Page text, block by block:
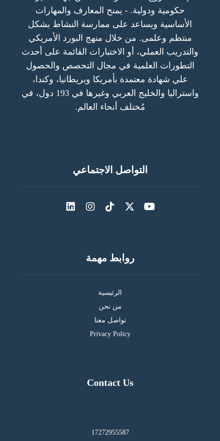
حكومية ودولية. - يمنح المعارف والمهارات
الأساسية ويساعد على ممارسة النشاط بشكل
منتظم وعلمى. من خلال منهج البورد الأمريكي
والتدريب العملي، أو الاختبارات القائمة على أحدث
التطورات العلمية في مجال التحصص والحصول
علي شهادة معتمدة بأمريكا وبريطانيا، وكندا،
واستراليا والخليج العربي وغيرها في 193 دول، في
مُختلف أنحاء العالم.
التواصل الاجتماعي
روابط مهمة
الرئيسية
من نحن
تواصل معنا
Privacy Policy
Contact Us
17272955587